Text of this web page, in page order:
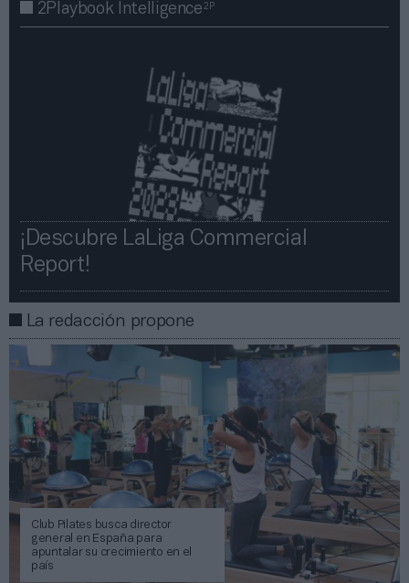
2Playbook Intelligence2P
¡Descubre LaLiga Commercial
Report!​​
La redacción propone
Club Pilates busca director
general en España para
apuntalar su crecimiento en el
país